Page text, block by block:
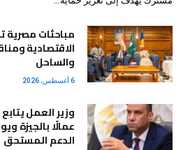
مباحثات مصرية
الاقتصادية
والساحل
6 أغسطس، 2026
وزير العمل
عمالًا بالجيزة
الدعم المستحق